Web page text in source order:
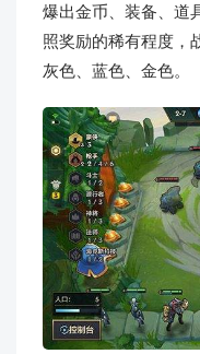
爆出金币、装备、道
照奖励的稀有程度，
灰色、蓝色、金色。